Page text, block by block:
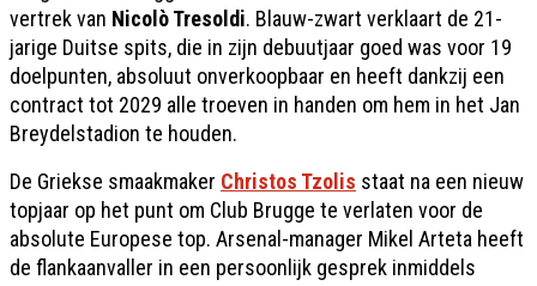
vertrek van Nicolò Tresoldi. Blauw-zwart verklaart de 21-
jarige Duitse spits, die in zijn debuutjaar goed was voor 19
doelpunten, absoluut onverkoopbaar en heeft dankzij een
contract tot 2029 alle troeven in handen om hem in het Jan
Breydelstadion te houden.
De Griekse smaakmaker Christos Tzolis staat na een nieuw
topjaar op het punt om Club Brugge te verlaten voor de
absolute Europese top. Arsenal-manager Mikel Arteta heeft
de flankaanvaller in een persoonlijk gesprek inmiddels